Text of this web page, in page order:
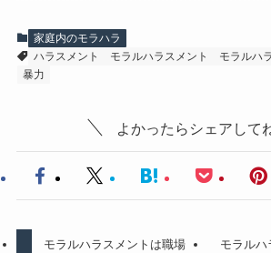
家庭内のモラハラ
ハラスメント
モラルハラスメント
モラルハ
暴力
よかったらシェアして
モラルハラスメントは職場
モラルハ